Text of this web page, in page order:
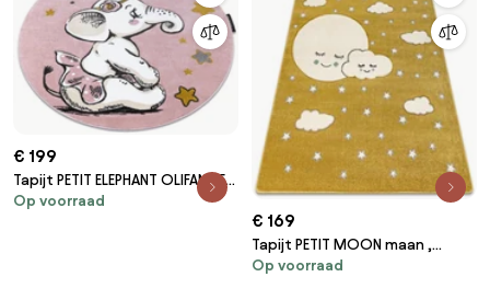
€ 199
Tapijt PETIT ELEPHANT OLIFANTJE
Sterretje ROND rozekleuring
Op voorraad
€ 169
Tapijt PETIT MOON maan ,
Op voorraad